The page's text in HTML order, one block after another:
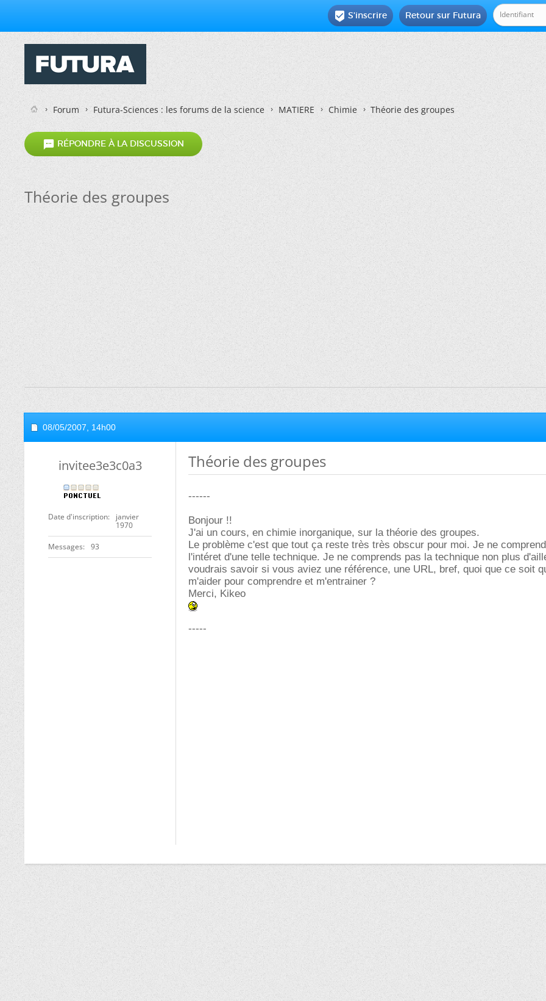
Retour sur Futura
 S'inscrire
Forum Futura-Sciences : les forums de la science MATIERE Chimie Théorie des groupes
 RÉPONDRE À LA DISCUSSION
Théorie des groupes
08/05/2007, 14h00
invitee3e3c0a3
Date d'inscription
janvier
1970
Messages 93
Théorie des groupes
------
Bonjour !!
J'ai un cours, en chimie inorganique, sur la théorie des groupes.
Le problème c'est que tout ça reste très très obscur pour moi. Je ne
l'intéret d'une telle technique. Je ne comprends pas la technique non plus
voudrais savoir si vous aviez une référence, une URL, bref, quoi que ce soit
m'aider pour comprendre et m'entrainer ?
Merci, Kikeo
-----